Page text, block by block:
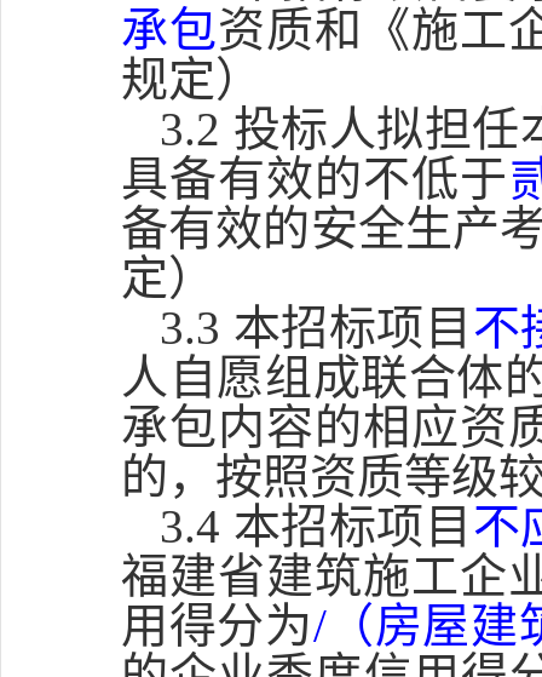
承包资质和《施工
规定）
3.2 投标人拟担
具备有效的不低于
备有效的安全生产
定）
3.3 本招标项目 不
人自愿组成联合体
承包内容的相应资
的，按照资质等级
3.4 本招标项目 不
福建省建筑施工企
用得分为/（房屋建